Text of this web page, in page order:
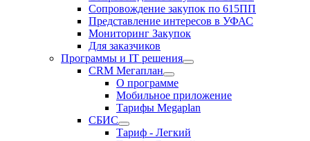
Сопровождение закупок по 615ПП
Представление интересов в УФАС
Мониторинг Закупок
Для заказчиков
Программы и IT решения
CRM Мегаплан
О программе
Мобильное приложение
Тарифы Megaplan
СБИС
Тариф - Легкий